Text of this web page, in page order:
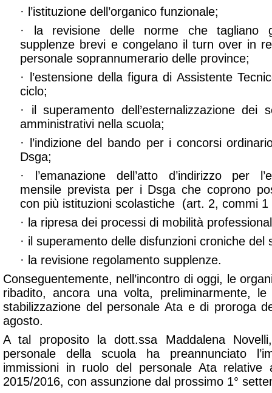
· l’istituzione dell’organico funzionale;
· la revisione delle norme che tagliano
supplenze brevi e congelano il turn over in
personale soprannumerario delle province;
· l’estensione della figura di Assistente
ciclo;
· il superamento dell’esternalizzazione dei
amministrativi nella scuola;
· l’indizione del bando per i concorsi
Dsga;
· l’emanazione dell’atto d’indirizzo per
mensile prevista per i Dsga che coprono
con più istituzioni scolastiche (art. 2, commi
· la ripresa dei processi di mobilità
· il superamento delle disfunzioni croniche
· la revisione regolamento supplenze.
Conseguentemente, nell’incontro di oggi, le
ribadito, ancora una volta, preliminarmente, le
stabilizzazione del personale Ata e di proroga
agosto.
A tal proposito la dott.ssa Maddalena
personale della scuola ha preannunciato
immissioni in ruolo del personale Ata relative
2015/2016, con assunzione dal prossimo 1°